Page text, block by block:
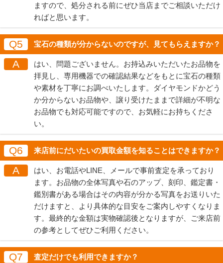
ますので、処分される前にぜひ当店までご相談いただけ
ればと思います。
Q5 宝石の種類が分からないのですが、見てもらえますか？
A
はい、問題ございません。お持込みいただいたお品物を
拝見し、専用機器での確認結果などをもとに宝石の種類
や素材を丁寧にお調べいたします。ダイヤモンドかどう
か分からないお品物や、譲り受けたままで詳細が不明な
お品物でも対応可能ですので、お気軽にお持ちくださ
い。
Q6 来店前にだいたいの買取金額を知ることはできますか？
A
はい、お電話やLINE、メールで事前査定を承っており
ます。お品物の全体写真や石のアップ、刻印、鑑定書・
鑑別書がある場合はその内容が分かる写真をお送りいた
だけますと、より具体的な目安をご案内しやすくなりま
す。最終的な金額は実物確認後となりますが、ご来店前
の参考としてぜひご利用ください。
Q7 査定だけでも利用できますか？